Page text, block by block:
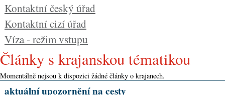
Kontaktní český úřad
Kontaktní cizí úřad
Víza - režim vstupu
Články s krajanskou tématikou
Momentálně nejsou k dispozici žádné články o krajanech.
aktuální upozornění na cesty